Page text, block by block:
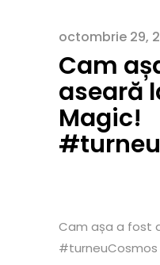
octombrie 29,
Cam
aseară
Magic!
Cam așa a fost
#turneuCosmos